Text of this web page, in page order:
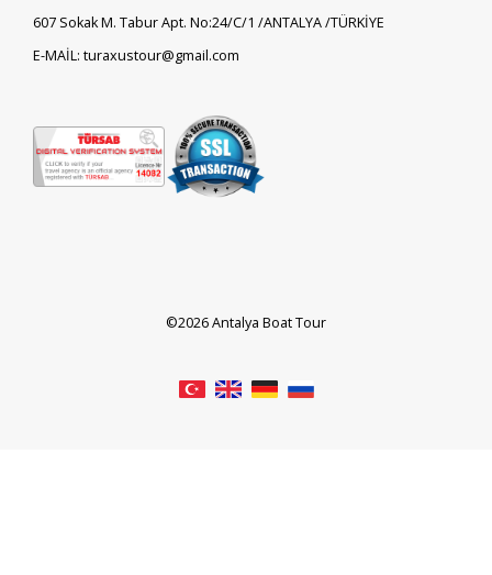
607 Sokak M. Tabur Apt. No:24/C/1 /ANTALYA /TÜRKİYE
E-MAİL: turaxustour@gmail.com
©2026 Antalya Boat Tour